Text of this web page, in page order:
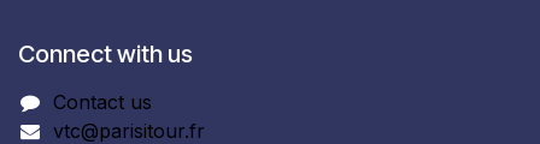
Connect with us
Contact us
vtc@parisitour.fr